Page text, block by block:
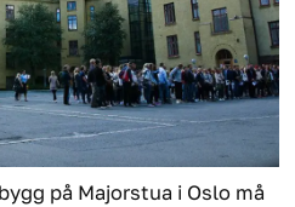
på Majorstua i Oslo må